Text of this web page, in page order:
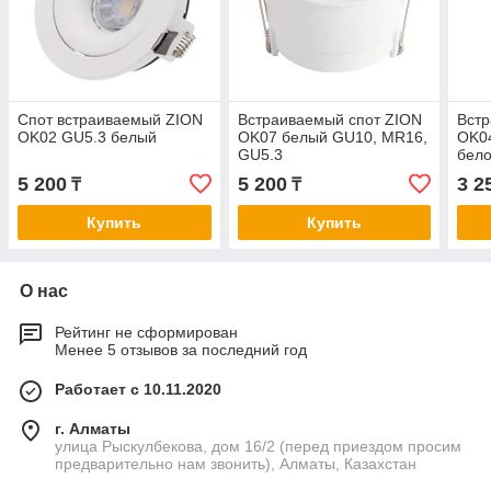
Спот встраиваемый ZION
OK02 GU5.3 белый
5 200 ₸
Купить
Встраиваемый спот ZION
OK07 белый GU10, MR16,
GU5.3
5 200₸
Купить
3
О нас
Рейтинг не сформирован
Менее 5 отзывов за последний год
Работает с 10.11.2020
г. Алматы
улица Рыскулбекова, дом 16/2 (перед приездом просим
предварительно нам звонить), Алматы, Казахстан